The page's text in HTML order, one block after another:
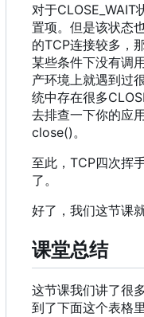
对于CLOSE_WAIT
置项。但是该状态
的TCP连接较多 ，
某些条件下没有调
产环境上就遇到过
统中存在很多
去排查一下你的应
close()。
至此 ， TCP四次挥
了。
好了，我们这节课
课堂总结
这节课我们讲了很
到了下面这个表格